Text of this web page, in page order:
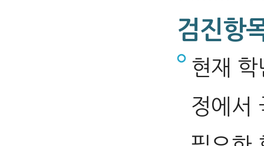
검진항
현재
정에서